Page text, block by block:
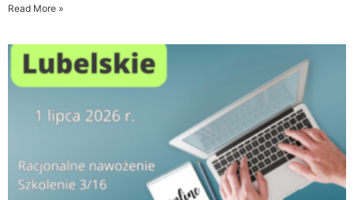
Read More »